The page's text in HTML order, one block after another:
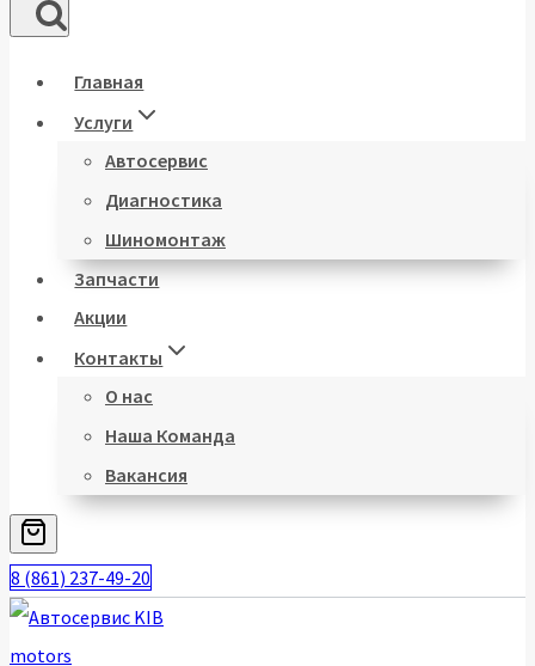
Главная
Услуги
Автосервис
Диагностика
Шиномонтаж
Запчасти
Акции
Контакты
О нас
Наша Команда
Вакансия
8 (861) 237-49-20